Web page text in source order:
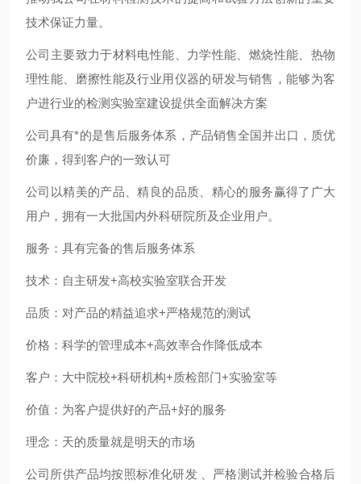
技术保证力量。
公司主要致力于材料电性能、力学性能、燃烧性能、热物
理性能、磨擦性能及行业用仪器的研发与销售，能够为客
户进行业的检测实验室建设提供全面解决方案
公司具有*的是售后服务体系，产品销售全国并出口，质优
价廉，得到客户的一致认可
公司以精美的产品、精良的品质、精心的服务赢得了广大
用户，拥有一大批国内外科研院所及企业用户。
服务：具有完备的售后服务体系
技术：自主研发+高校实验室联合开发
品质：对产品的精益追求+严格规范的测试
价格：科学的管理成本+高效率合作降低成本
客户：大中院校+科研机构+质检部门+实验室等
价值：为客户提供好的产品+好的服务
理念：天的质量就是明天的市场
公司所供产品均按照标准化研发 、严格测试并检验合格后